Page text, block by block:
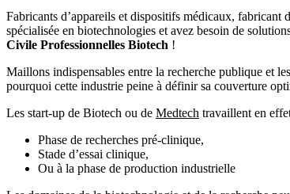
Fabricants d’appareils et dispositifs médicaux,
spécialisée en biotechnologies et avez besoin de
Civile Professionnelles Biotech !
Maillons indispensables entre la recherche publique et
pourquoi cette industrie peine à définir sa couverture
Les start-up de Biotech ou de Medtech travaillent en
Phase de recherches pré-clinique,
Stade d’essai clinique,
Ou à la phase de production industrielle